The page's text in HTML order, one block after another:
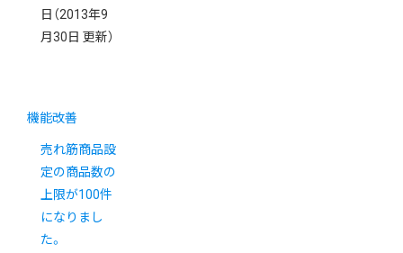
日 （2013年9
月30日 更新）
機能改善
売れ筋商品設
定の商品数の
上限が100件
になりまし
た。